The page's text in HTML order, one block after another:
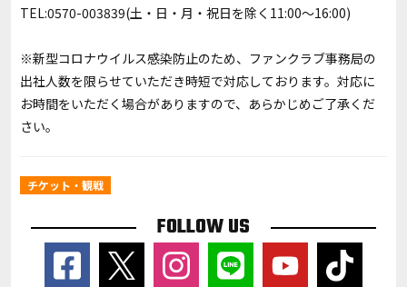
TEL:0570-003839(土・日・月・祝日を除く11:00～16:00)
※新型コロナウイルス感染防止のため、ファンクラブ事務局の
出社人数を限らせていただき時短で対応しております。対応に
お時間をいただく場合がありますので、あらかじめご了承くだ
さい。
チケット・観戦
FOLLOW US